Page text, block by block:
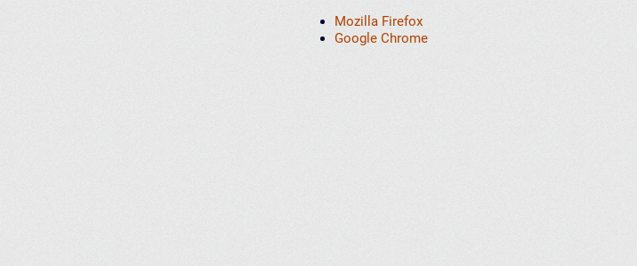
Mozilla Firefox
Google Chrome